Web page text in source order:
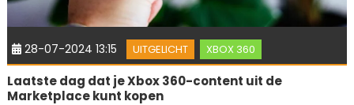
28-07-2024 13:15 UITGELICHT XBOX 360
Laatste dag dat je Xbox 360-content uit de
Marketplace kunt kopen